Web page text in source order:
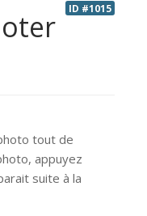
ID #1015
tout de
appuyez
suite à la